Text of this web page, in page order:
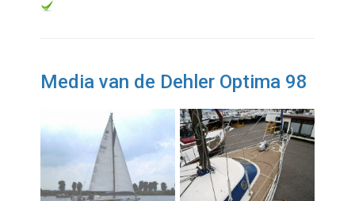
Media van de Dehler Optima 98